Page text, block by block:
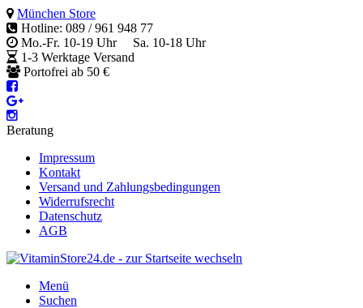
München Store
Hotline: 089 / 961 948 77
Mo.-Fr. 10-19 Uhr Sa. 10-18 Uhr
1-3 Werktage Versand
Portofrei ab 50 €
Beratung
Impressum
Kontakt
Versand und Zahlungsbedingungen
Widerrufsrecht
Datenschutz
AGB
Menü
Suchen